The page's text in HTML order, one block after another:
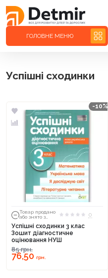
ГОЛОВНЕ МЕНЮ
Успішні сходинки
-10%
Товар продано
або знято з
0
Успішні сходинки 3 клас
Зошит діагностичне
оцінювання НУШ
85грн.
76,50 грн.